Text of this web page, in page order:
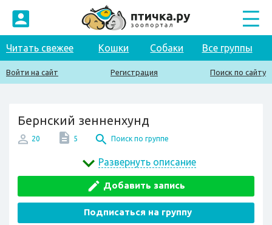
Читать свежее Кошки Собаки Все группы
Войти на сайт Регистрация Поиск по сайту
Бернский зенненхунд
20 5 Поиск по группе
Развернуть описание
Добавить запись
Подписаться на группу